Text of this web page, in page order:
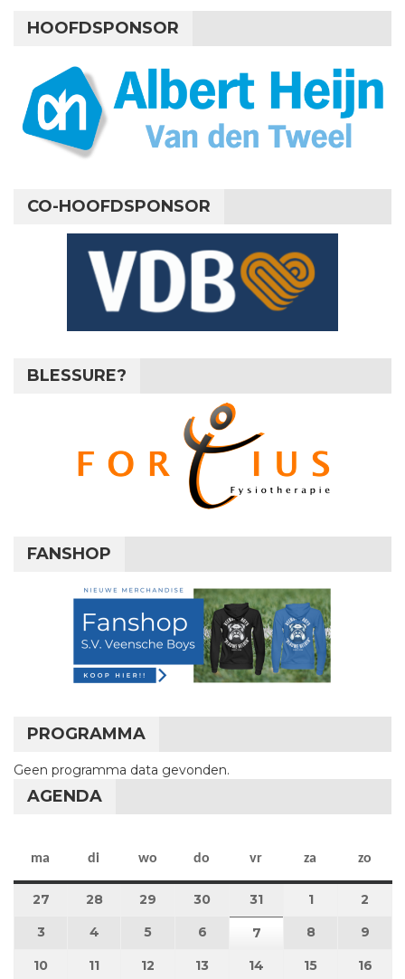
HOOFDSPONSOR
CO-HOOFDSPONSOR
BLESSURE?
FANSHOP
PROGRAMMA
Geen programma data gevonden.
AGENDA
ma maandag
di dinsdag
wo woensdag
do donderdag
vr vrijdag
za zaterdag
zo
27 27 juli 2026
28 28 juli 2026
29 29 juli 2026
30 30 juli 2026
31 31 juli 2026
11 augustus
2
3 3 augustus 2026
4 4 augustus 2026
5 5 augustus 2026
6 6 augustus 2026
7 7 augustus 2026
8 8 augustus
9
10 10 augustus 2026
11 11 augustus 2026
12 12 augustus 2026
13 13 augustus 2026
14 14 augustus 2026
15 15 16